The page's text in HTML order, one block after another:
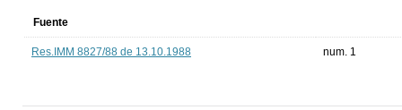
Fuente
Res.IMM 8827/88 de 13.10.1988 num. 1